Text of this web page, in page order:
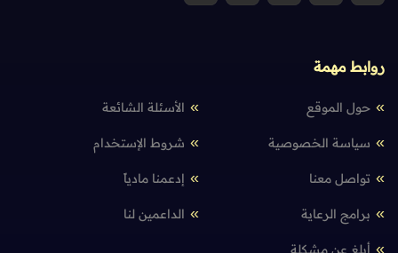
روابط مهمة
حول الموقع الأسئلة الشائعة
سياسة الخصوصية شروط الإستخدام
تواصل معنا إدعمنا مادياً
برامج الرعاية الداعمين لنا
أبلغ عن مشكلة